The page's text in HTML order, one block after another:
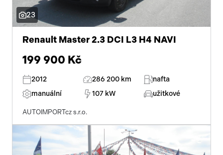
23
Renault Master 2.3 DCI L3 H4 NAVI
199 900 Kč
2012 286 200 km
nafta
manuální
107 kW užitkové
AUTOIMPORTcz s.r.o.